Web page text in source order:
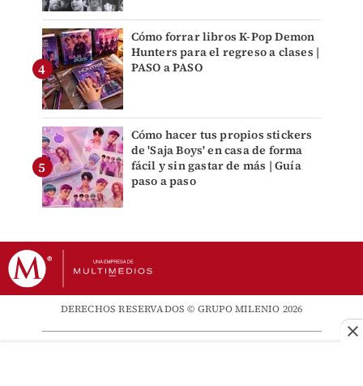
Cómo forrar libros K-Pop Demon
Hunters para el regreso a clases |
PASO a PASO
Cómo hacer tus propios stickers
de 'Saja Boys' en casa de forma
fácil y sin gastar de más | Guía
paso a paso
DERECHOS RESERVADOS © GRUPO MILENIO 2026